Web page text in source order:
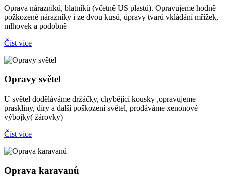
Oprava nárazníků, blatníků (včetně US plastů). Opravujeme hodně
požkozené nárazníky i ze dvou kusů, úpravy tvarů vkládání mřížek,
mlhovek a podobně
Číst více
Opravy světel
U světel doděláváme držáčky, chybějící kousky ,opravujeme
praskliny, díry a další poškození světel, prodáváme xenonové
výbojky( žárovky)
Číst více
Oprava karavanů